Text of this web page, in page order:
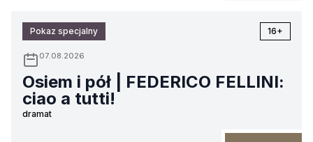
Pokaz specjalny 16+
07.08.2026
Osiem i pół | FEDERICO FELLINI:
ciao a tutti!
dramat